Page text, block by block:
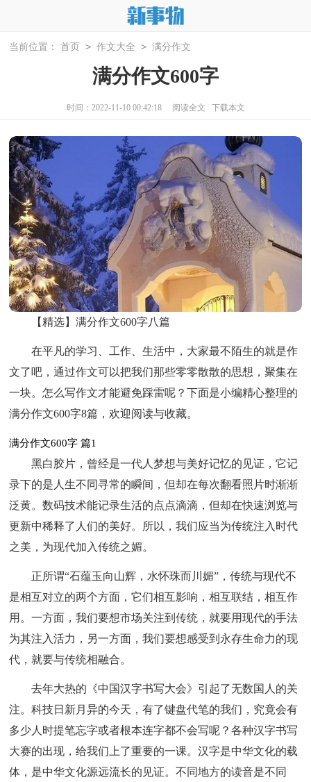
当前位置： 首页 > 作文大全 > 满分作文
满分作文600字
时间：2022-11-10 00:42:18 阅读全文 下载本文
【精选】满分作文600字八篇
在平凡的学习、工作、生活中，大家最不陌生的就是作
文了吧，通过作文可以把我们那些零零散散的思想，聚集在
一块。怎么写作文才能避免踩雷呢？下面是小编精心整理的
满分作文600字8篇，欢迎阅读与收藏。
满分作文600字 篇1
黑白胶片，曾经是一代人梦想与美好记忆的见证，它记
录下的是人生不同寻常的瞬间，但却在每次翻看照片时渐渐
泛黄。数码技术能记录生活的点点滴滴，但却在快速浏览与
更新中稀释了人们的美好。所以，我们应当为传统注入时代
之美，为现代加入传统之媚。
正所谓“石蕴玉向山辉，水怀珠而川媚”，传统与现代不
是相互对立的两个方面，它们相互影响，相互联结，相互作
用。一方面，我们要想市场关注到传统，就要用现代的手法
为其注入活力，另一方面，我们要想感受到永存生命力的现
代，就要与传统相融合。
去年大热的《中国汉字书写大会》引起了无数国人的关
注。科技日新月异的今天，有了键盘代笔的我们，究竟会有
多少人时提笔忘字或者根本连字都不会写呢？各种汉字书写
大赛的出现，给我们上了重要的一课。汉字是中华文化的载
体，是中华文化源远流长的见证。不同地方的读音是不同